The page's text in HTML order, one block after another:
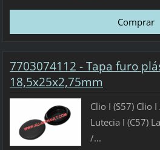
7703074112 - Tapa furo
18,5x25x2,75mm
Clio I (S57) Clio
Lutecia I (C57)
/...